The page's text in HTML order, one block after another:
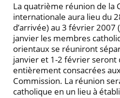
La quatrième réunion de la
internationale aura lieu du
d’arrivée) au 3 février 2007
janvier les membres
orientaux se réuniront
janvier et 1-2 février seront
entièrement consacrées
Commission. La réunion
catholique en un lieu à